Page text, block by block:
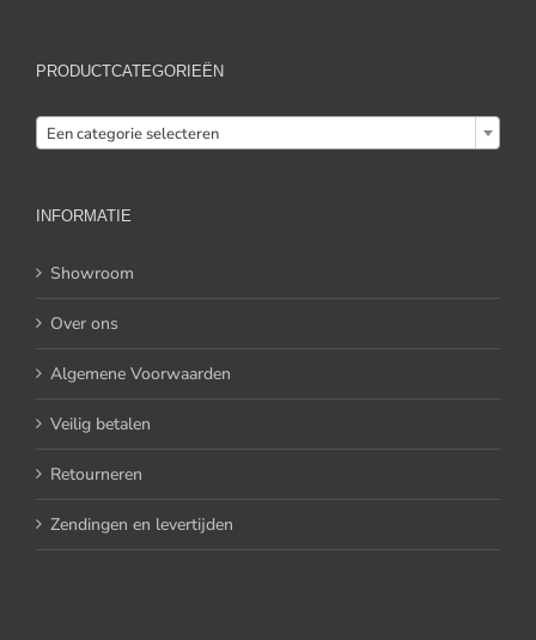
PRODUCTCATEGORIEËN
Een categorie selecteren
INFORMATIE
Showroom
Over ons
Algemene Voorwaarden
Veilig betalen
Retourneren
Zendingen en levertijden